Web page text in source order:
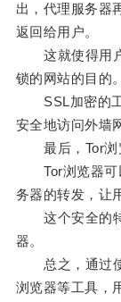
出，代理服务器
返回给用户。
这就使得用户
锁的网站的目的。
SSL加密的工
安全地访问外墙
最后，Tor浏
Tor浏览器可
务器的转发，让
这个安全的特
器。
总之，通过使
浏览器等工具，